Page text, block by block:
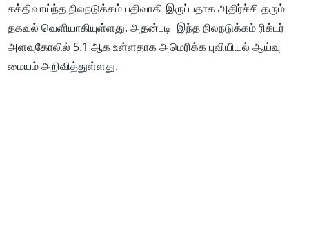
சக்திவாய்ந்த நிலநடுக்கம் பதிவாகி இருப்பதாக அதிர்ச்சி தரும்
தகவல் வெளியாகியுள்ளது. அதன்படி இந்த நிலநடுக்கம் ரிக்டர்
அளவுகோலில் 5.1 ஆக உள்ளதாக அமெரிக்க புவியியல் ஆய்வு
மையம் அறிவித்துள்ளது.